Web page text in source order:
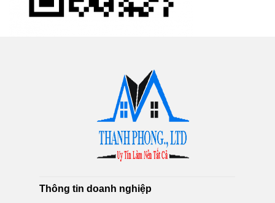
Thông tin doanh nghiệp